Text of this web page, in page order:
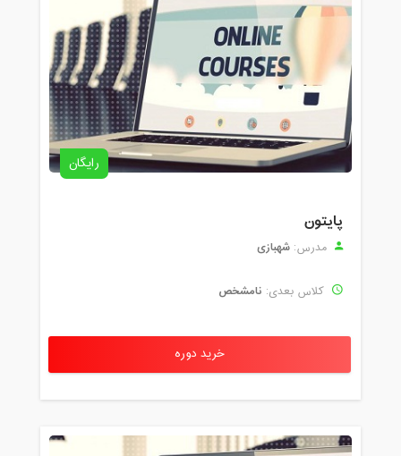
رایگان
پایتون
مدرس: شهبازی
کلاس بعدی: نامشخص
خرید دوره